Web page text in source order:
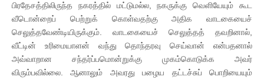
பிரதேசத்திலிருந்த நகரத்தில் மட்டுமல்ல, நகருக்கு வெளியேயும் கூட
வீடொன்றைப் பெற்றுக் கொள்வதற்கு அதிக வாடகையைச்
செலுத்தவேண்டியிருக்கும். வாடகையைச் செலுத்தத் தவறினால்,
வீட்டின் உரிமையாளன் வந்து தொந்தரவு செய்வான் என்பதனால்
அவ்வாறான சந்தர்ப்பமொன்றுக்கு முகம்கொடுக்க அவர்
விரும்பவில்லை. ஆனாலும் அவரது பழைய தட்டச்சுப் பொறியையும்